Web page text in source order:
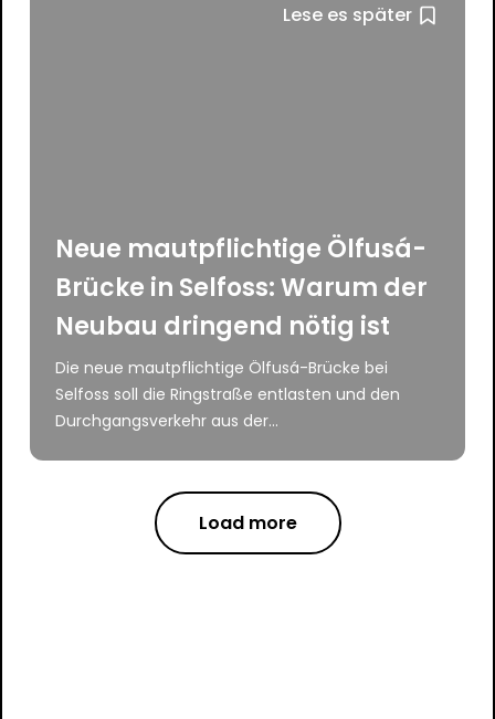
Lese es später
Neue mautpflichtige Ölfusá-
Brücke in Selfoss: Warum der
Neubau dringend nötig ist
Die neue mautpflichtige Ölfusá-Brücke bei
Selfoss soll die Ringstraße entlasten und den
Durchgangsverkehr aus der...
Load more